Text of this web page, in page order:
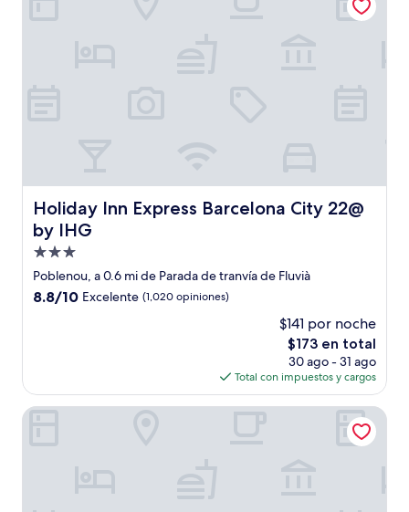
Holiday Inn Express Barcelona City 22@
by IHG
Holiday Inn Express Barcelona City 22@ by IHG
Propiedad
de
3.0
Poblenou, a 0.6 mi de Parada de tranvía de Fluvià
8.8
8.8/10 Excelente (1,020 opiniones)
$141 por noche
El
precio
actual
es
de
$173 en total
30 ago - 31 ago
Total con impuestos y cargos
Catalonia Albeniz